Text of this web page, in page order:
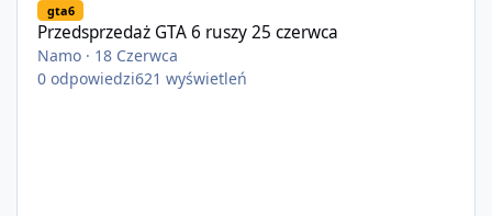
gta6
Przedsprzedaż GTA 6 ruszy 25 czerwca
Namo · 18 Czerwca
0 odpowiedzi621 wyświetleń